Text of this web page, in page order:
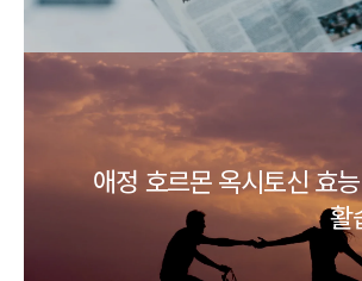
애정 호르몬 옥시토신 효
활